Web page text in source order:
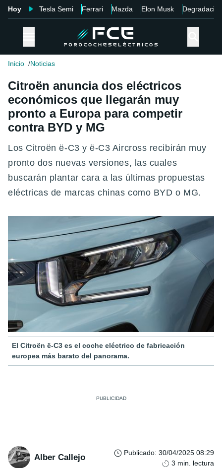
Hoy Tesla Semi Ferrari Mazda Elon Musk Degradación
Inicio Noticias
Citroën anuncia dos eléctricos
económicos que llegarán muy
pronto a Europa para competir
contra BYD y MG
Los Citroën ë-C3 y ë-C3 Aircross recibirán muy
pronto dos nuevas versiones, las cuales
buscarán plantar cara a las últimas propuestas
eléctricas de marcas chinas como BYD o MG.
El Citroën ë-C3 es el coche eléctrico de fabricación
europea más barato del panorama.
Alber Callejo Publicado: 30/04/2025 08:29
3 min. lectura